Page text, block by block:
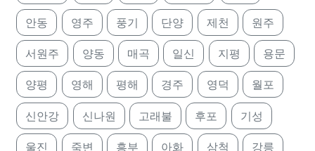
안동 영주 풍기 단양 제천 원주
서원주 양동 매곡 일신 지평 용문
양평 영해 평해 경주 영덕 월포
신안강 신나원 고래불 후포 기성
울진 죽변 흥부 아화 삼척 강릉